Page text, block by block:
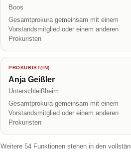
Boos
Gesamtprokura gemeinsam mit einem
Vorstandsmitglied oder einem anderen
Prokuristen
PROKURIST(IN)
Anja Geißler
Unterschleißheim
Gesamtprokura gemeinsam mit einem
Vorstandsmitglied oder einem anderen
Prokuristen
Weitere 54 Funktionen stehen in den